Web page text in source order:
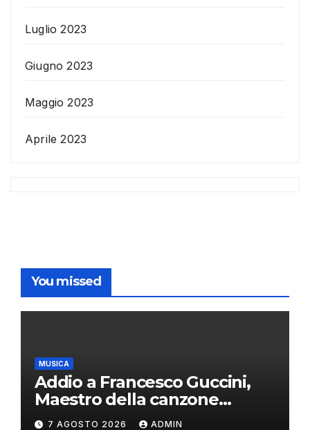
Luglio 2023
Giugno 2023
Maggio 2023
Aprile 2023
You missed
MUSICA
Addio a Francesco Guccini,
Maestro della canzone
d’autore
7 AGOSTO 2026 ADMIN